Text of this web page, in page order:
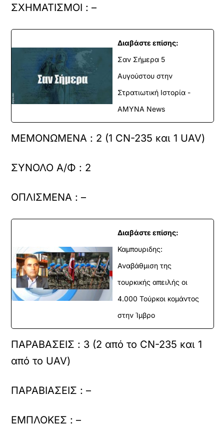
ΣΧΗΜΑΤΙΣΜΟΙ : –
Διαβάστε επίσης:
Σαν Σήμερα 5
Αυγούστου στην
Στρατιωτική Ιστορία -
ΑΜΥΝΑ News
ΜΕΜΟΝΩΜΕΝΑ : 2 (1 CN-235 και 1 UAV)
ΣΥΝΟΛΟ Α/Φ : 2
ΟΠΛΙΣΜΕΝΑ : –
Διαβάστε επίσης:
Καμπουριδης:
Αναβάθμιση της
τουρκικής απειλής οι
4.000 Τούρκοι κομάντος
στην Ίμβρο
ΠΑΡΑΒΑΣΕΙΣ : 3 (2 από το CN-235 και 1
από το UAV)
ΠΑΡΑΒΙΑΣΕΙΣ : –
ΕΜΠΛΟΚΕΣ : –